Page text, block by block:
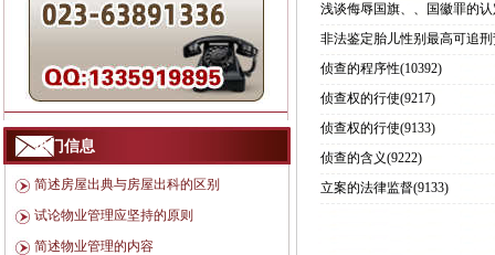
热门信息
简述房屋出典与房屋出科的区别
试论物业管理应坚持的原则
简述物业管理的内容
浅谈侮辱国旗、、国徽罪的
非法鉴定胎儿性别最高可追
侦查的程序性(10392)
侦查权的行使(9217)
侦查权的行使(9133)
侦查的含义(9222)
立案的法律监督(9133)